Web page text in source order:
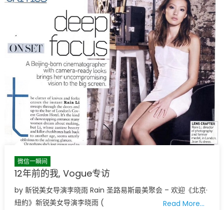
–
自
说
自
画
1〉
中
微信一瞬间
12年前的我, Vogue专访
by 新锐美女导演李晓雨 Rain 圣路易斯最美聚会 – 欢迎《北京·
紐約》新锐美女导演李晓雨 (
Read More…